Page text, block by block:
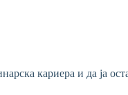
кариера и да ја